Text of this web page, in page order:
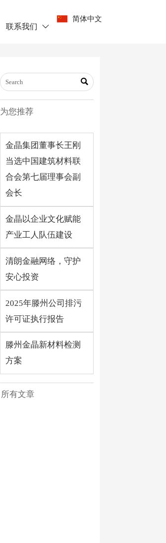
联系我们 
简体中文

为您推荐
金晶集团董事长王刚
当选中国建筑材料联
合会第七届理事会副
会长
金晶以企业文化赋能
产业工人队伍建设
清朗金融网络，守护
安心投资
2025年滕州公司排污
许可证执行报告
滕州金晶新材料检测
方案
所有文章